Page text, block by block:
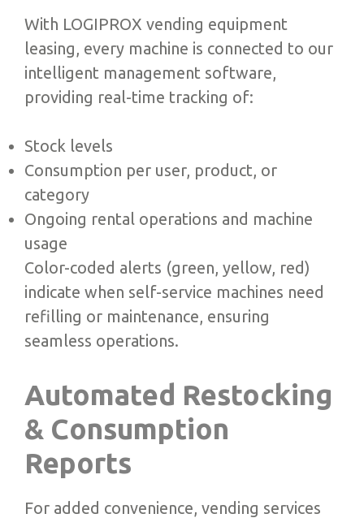
With LOGIPROX vending equipment
leasing, every machine is connected to our
intelligent management software,
providing real-time tracking of:
Stock levels
Consumption per user, product, or
category
Ongoing rental operations and machine
usage
Color-coded alerts (green, yellow, red)
indicate when self-service machines need
refilling or maintenance, ensuring
seamless operations.
Automated Restocking
& Consumption
Reports
For added convenience, vending services